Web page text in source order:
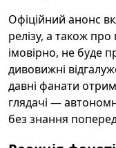
Офіційний анонс
релізу, а також
імовірно, не буде
дивовижні
давні фанати
глядачі —
без знання